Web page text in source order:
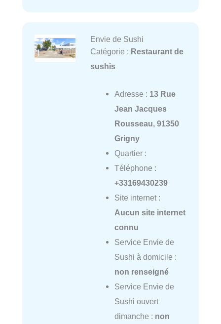
Envie de Sushi
Catégorie : Restaurant de
sushis
Adresse : 13 Rue
Jean Jacques
Rousseau, 91350
Grigny
Quartier :
Téléphone :
+33169430239
Site internet :
Aucun site internet
connu
Service Envie de
Sushi à domicile :
non renseigné
Service Envie de
Sushi ouvert
dimanche : non